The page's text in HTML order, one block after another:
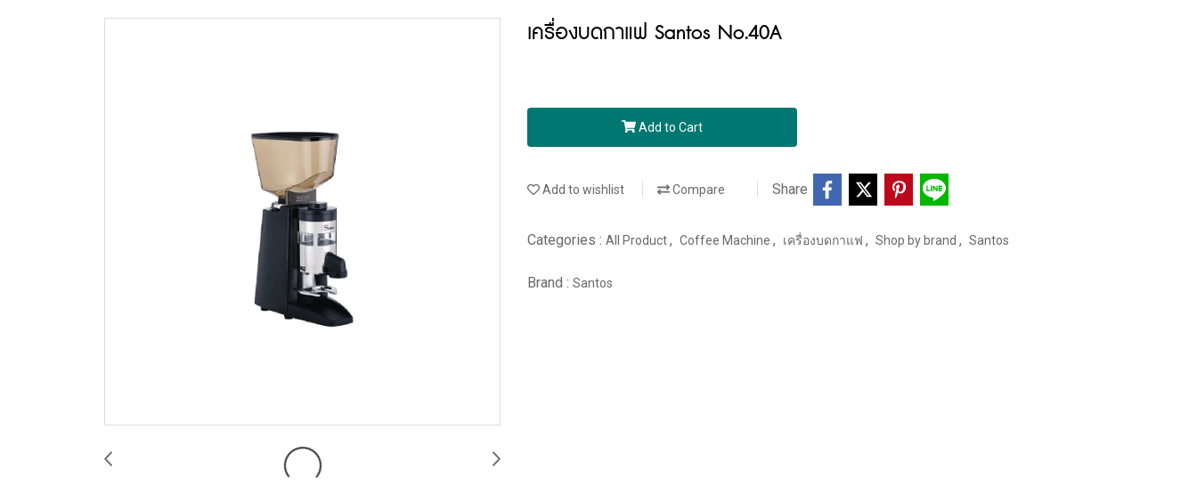
เครื่องบดกาแฟ Santos No.40A
Add to Cart
Add to wishlist Compare Share
Categories : All Product, Coffee Machine , เครื่องบดกาแฟ , Shop by brand , Santos
Brand : Santos